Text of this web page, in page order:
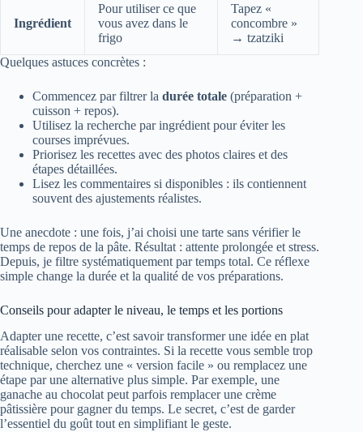
Ingrédient
Pour utiliser ce que
vous avez dans le
frigo
Tapez «
concombre »
→ tzatziki
Quelques astuces concrètes :
Commencez par filtrer la durée totale (préparation +
cuisson + repos).
Utilisez la recherche par ingrédient pour éviter les
courses imprévues.
Priorisez les recettes avec des photos claires et des
étapes détaillées.
Lisez les commentaires si disponibles : ils contiennent
souvent des ajustements réalistes.
Une anecdote : une fois, j’ai choisi une tarte sans vérifier le
temps de repos de la pâte. Résultat : attente prolongée et stress.
Depuis, je filtre systématiquement par temps total. Ce réflexe
simple change la durée et la qualité de vos préparations.
Conseils pour adapter le niveau, le temps et les portions
Adapter une recette, c’est savoir transformer une idée en plat
réalisable selon vos contraintes. Si la recette vous semble trop
technique, cherchez une « version facile » ou remplacez une
étape par une alternative plus simple. Par exemple, une
ganache au chocolat peut parfois remplacer une crème
pâtissière pour gagner du temps. Le secret, c’est de garder
l’essentiel du goût tout en simplifiant le geste.